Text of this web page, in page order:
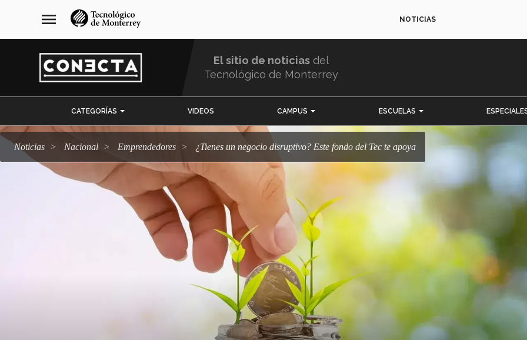
navegación
principal
menu NOTICIAS
El sitio de noticias del
Tecnológico de Monterrey
CATEGORÍAS VIDEOS CAMPUS ESCUELAS
Noticias Nacional emprendedores ¿Tienes un negocio disruptivo? Este fondo del Tec te apoya